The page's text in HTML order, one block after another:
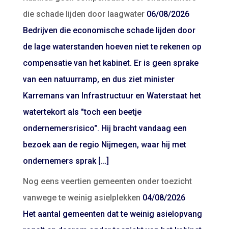
die schade lijden door laagwater 06/08/2026
Bedrijven die economische schade lijden door
de lage waterstanden hoeven niet te rekenen op
compensatie van het kabinet. Er is geen sprake
van een natuurramp, en dus ziet minister
Karremans van Infrastructuur en Waterstaat het
watertekort als "toch een beetje
ondernemersrisico". Hij bracht vandaag een
bezoek aan de regio Nijmegen, waar hij met
ondernemers sprak […]
Nog eens veertien gemeenten onder toezicht
vanwege te weinig asielplekken 04/08/2026
Het aantal gemeenten dat te weinig asielopvang